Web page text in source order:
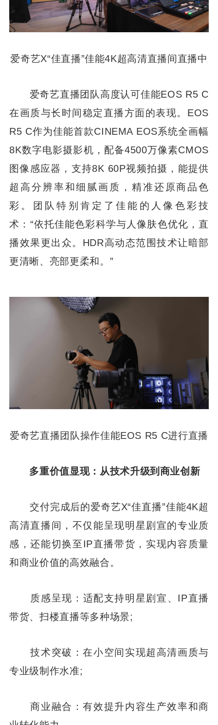
爱奇艺X“佳直播”佳能4K超高清直播间直播中
爱奇艺直播团队高度认可佳能EOS R5 C
在画质与长时间稳定直播方面的表现。EOS
R5 C作为佳能首款CINEMA EOS系统全画幅
8K数字电影摄影机，配备4500万像素CMOS
图像感应器，支持8K 60P视频拍摄，能提供
超高分辨率和细腻画质，精准还原商品色
彩。团队特别肯定了佳能的人像色彩技
术：“依托佳能色彩科学与人像肤色优化，直
播效果更出众。HDR高动态范围技术让暗部
更清晰、亮部更柔和。”
爱奇艺直播团队操作佳能EOS R5 C进行直播
多重价值显现：从技术升级到商业创新
交付完成后的爱奇艺X“佳直播”佳能4K超
高清直播间，不仅能呈现明星剧宣的专业质
感，还能切换至IP直播带货，实现内容质量
和商业价值的高效融合。
质感呈现：适配支持明星剧宣、IP直播
带货、扫楼直播等多种场景;
技术突破：在小空间实现超高清画质与
专业级制作水准;
商业融合：有效提升内容生产效率和商